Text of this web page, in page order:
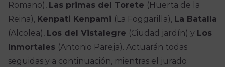
Romano), Las primas del Torete (Huerta de la
Reina), Kenpati Kenpami (La Foggarilla), La Batalla
(Alcolea), Los del Vistalegre (Ciudad jardín) y Los
Inmortales (Antonio Pareja). Actuarán todas
seguidas y a continuación, mientras el jurado